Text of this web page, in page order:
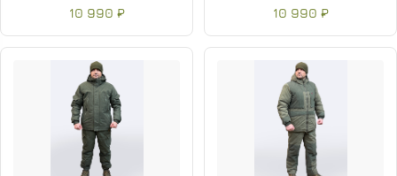
10 990 ₽ 10 990 ₽